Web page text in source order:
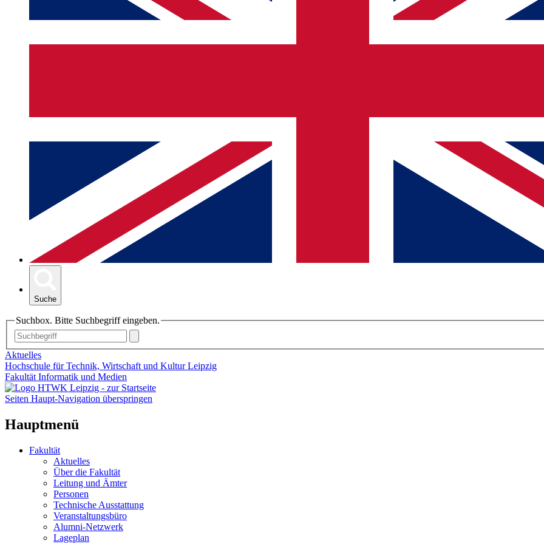
Suche
Suchbox. Bitte Suchbegriff eingeben.
Aktuelles
Hochschule für Technik, Wirtschaft und Kultur Leipzig
Fakultät Informatik und Medien
Seiten Haupt-Navigation überspringen
Hauptmenü
Fakultät
Aktuelles
Über die Fakultät
Leitung und Ämter
Personen
Technische Ausstattung
Veranstaltungsbüro
Alumni-Netzwerk
Lageplan